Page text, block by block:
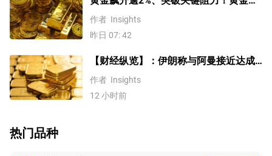
WTI原油、美元指数、纳指100指数技术
分析
作者 Insights
昨日 07: 42
【财经纵览】：伊朗称与阿曼接近达成
协议，黄金涨超200美元、WTI原油三连
跌，道指续创历史新高！
作者 Insights
12 小时前
热门品种